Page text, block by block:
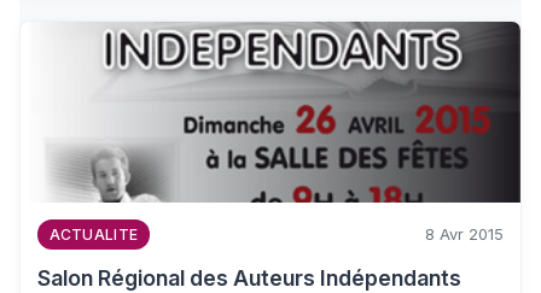
ACTUALITE 8 Avr 2015
Salon Régional des Auteurs Indépendants